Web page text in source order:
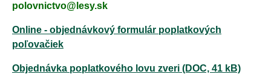
polovnictvo@lesy.sk
Online - objednávkový formulár poplatkových
poľovačiek
Objednávka poplatkového lovu zveri (DOC, 41 kB)